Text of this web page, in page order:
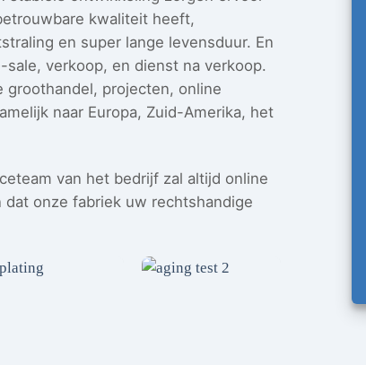
kwaliteit heeft,
en super lange levensduur. En
verkoop, en dienst na verkoop.
groothandel, projecten, online
naar Europa, Zuid-Amerika, het
van het bedrijf zal altijd online
onze fabriek uw rechtshandige